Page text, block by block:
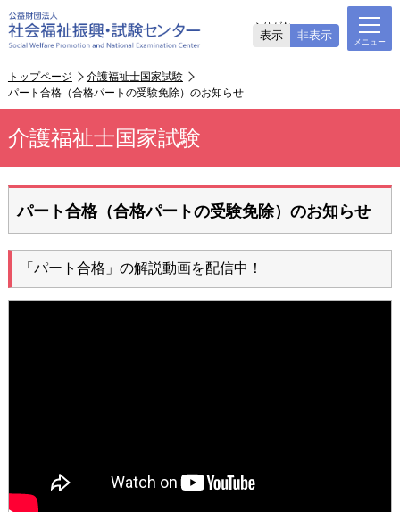
ふりがな
表示 非表示
トップページ
介護福祉士国家試験
パート合格（合格パートの受験免除）のお知らせ
介護福祉士国家試験
パート合格（合格パートの受験免除）のお知らせ
「パート合格」の解説動画を配信中！